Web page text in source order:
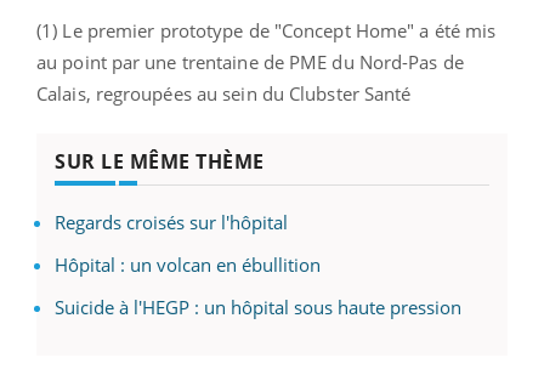
(1) Le premier prototype de "Concept Home" a été mis
au point par une trentaine de PME du Nord-Pas de
Calais, regroupées au sein du Clubster Santé
SUR LE MÊME THÈME
Regards croisés sur l'hôpital
Hôpital : un volcan en ébullition
Suicide à l'HEGP : un hôpital sous haute pression